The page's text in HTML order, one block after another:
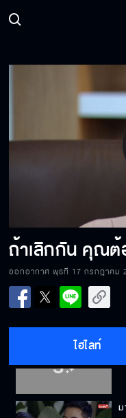
ถ้าเลิกกัน คุณต้
ออกอากาศ พุธที่ 17 กรกฎาคม
ไฮไลท์
พ่